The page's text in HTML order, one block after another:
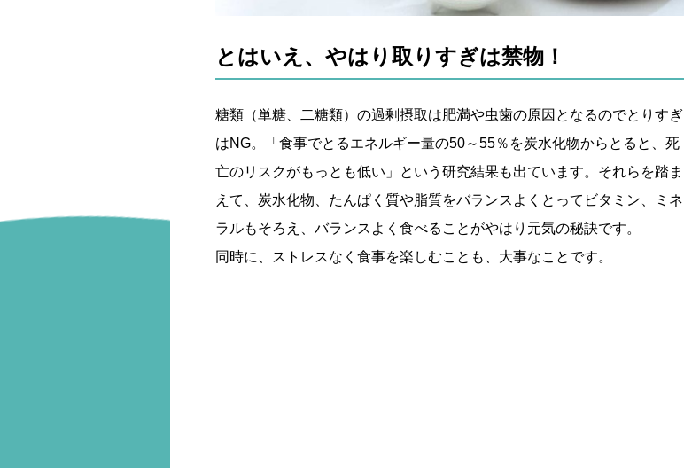
とはいえ、やはり取りすぎは禁物！
糖類（単糖、二糖類）の過剰摂取は肥満や虫歯の原因となるのでとりすぎ
はNG。「食事でとるエネルギー量の50～55％を炭水化物からとると、死
亡のリスクがもっとも低い」という研究結果も出ています。それらを踏ま
えて、炭水化物、たんぱく質や脂質をバランスよくとってビタミン、ミネ
ラルもそろえ、バランスよく食べることがやはり元気の秘訣です。
同時に、ストレスなく食事を楽しむことも、大事なことです。